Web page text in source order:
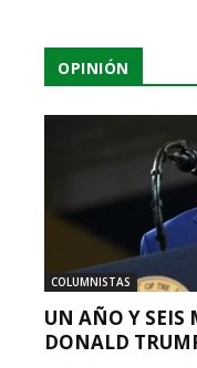
OPINIÓN
COLUMNISTAS
UN AÑO Y SEIS
DONALD